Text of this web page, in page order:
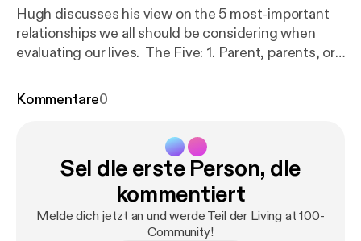
Hugh discusses his view on the 5 most-important
relationships we all should be considering when
evaluating our lives. The Five: 1. Parent, parents, or
accountability partner 4. Therapist, life coach,
Kommentare0
Sei die erste Person, die
kommentiert
Melde dich jetzt an und werde Teil der Living at 100-
Community!